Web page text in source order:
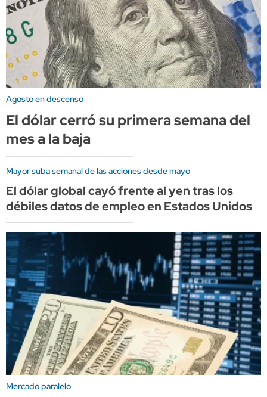
Agosto en descenso
El dólar cerró su primera semana del
mes a la baja
Mayor suba semanal de las acciones desde mayo
El dólar global cayó frente al yen tras los
débiles datos de empleo en Estados Unidos
Mercado paralelo